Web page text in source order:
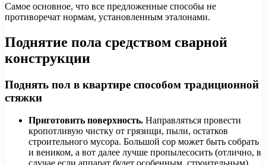
Самое основное, что все предложенные способы не
противоречат нормам, установленным эталонами.
Поднятие пола средством сварной
конструкции
Поднять пол в квартире способом традиционной
стяжки
Приготовить поверхность. Направляться провести
кропотливую чистку от грязищи, пыли, остатков
строительного мусора. Большой сор может быть собрать
и веником, а вот далее лучше пропылесосить (отлично, в